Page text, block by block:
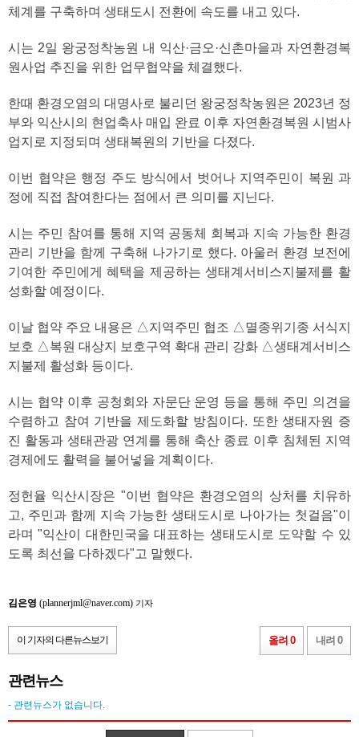
체계를 구축하며 생태도시 전환에 속도를 내고 있다.
시는 2일 왕궁정착농원 내 익산·금오·신촌마을과 자연환경복
원사업 추진을 위한 업무협약을 체결했다.
한때 환경오염의 대명사로 불리던 왕궁정착농원은 2023년 정
부와 익산시의 현업축사 매입 완료 이후 자연환경복원 시범사
업지로 지정되며 생태복원의 기반을 다졌다.
이번 협약은 행정 주도 방식에서 벗어나 지역주민이 복원 과
정에 직접 참여한다는 점에서 큰 의미를 지닌다.
시는 주민 참여를 통해 지역 공동체 회복과 지속 가능한 환경
관리 기반을 함께 구축해 나가기로 했다. 아울러 환경 보전에
기여한 주민에게 혜택을 제공하는 생태계서비스지불제를 활
성화할 예정이다.
이날 협약 주요 내용은 △지역주민 협조 △멸종위기종 서식지
보호 △복원 대상지 보호구역 확대 관리 강화 △생태계서비스
지불제 활성화 등이다.
시는 협약 이후 공청회와 자문단 운영 등을 통해 주민 의견을
수렴하고 참여 기반을 제도화할 방침이다. 또한 생태자원 증
진 활동과 생태관광 연계를 통해 축산 종료 이후 침체된 지역
경제에도 활력을 불어넣을 계획이다.
정헌율 익산시장은 "이번 협약은 환경오염의 상처를 치유하
고, 주민과 함께 지속 가능한 생태도시로 나아가는 첫걸음"이
라며 "익산이 대한민국을 대표하는 생태도시로 도약할 수 있
도록 최선을 다하겠다"고 말했다.
김은영 (plannerjml@naver.com) 기자
이 기자의 다른뉴스보기 올려 0 내려 0
관련뉴스
- 관련뉴스가 없습니다.